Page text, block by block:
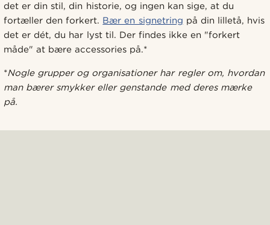
det er din stil, din historie, og ingen kan sige, at du
fortæller den forkert. Bær en signetring på din lilletå, hvis
det er dét, du har lyst til. Der findes ikke en "forkert
måde" at bære accessories på.*
*Nogle grupper og organisationer har regler om, hvordan
man bærer smykker eller genstande med deres mærke
på.